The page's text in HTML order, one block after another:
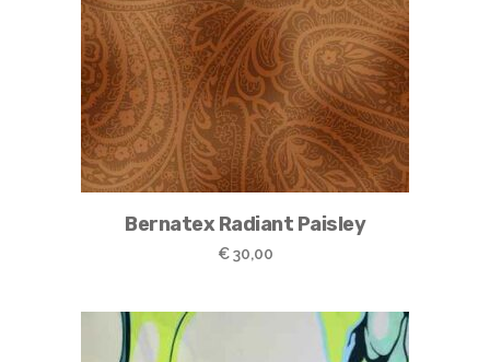
Bernatex Radiant Paisley
€30,00